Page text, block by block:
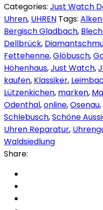
Categories: Just Watch
Uhren, UHREN Tags:
Bergisch Gladbach,
Dellbrück,
Fettehenne,Glöbusch,
Höhenhaus,Just Watch,
kaufen, Klassiker,
Lützenkichen, marken,
Odenthal,online,Osenau,
Schlebusch,Schöne
Uhren Reparatur,
Waldsiedlung
Share: